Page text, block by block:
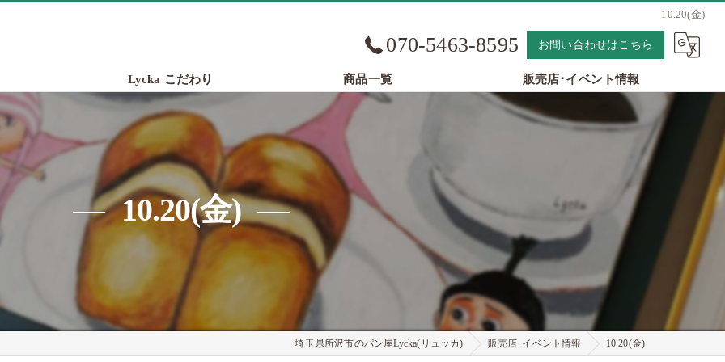
10.20(金)
070-5463-8595 お問い合わせはこちら
Lycka こだわり 商品一覧 販売店･イベント情報
10.20(金)
埼玉県所沢市のパン屋Lycka(リュッカ) 販売店･イベント情報 10.20(金)